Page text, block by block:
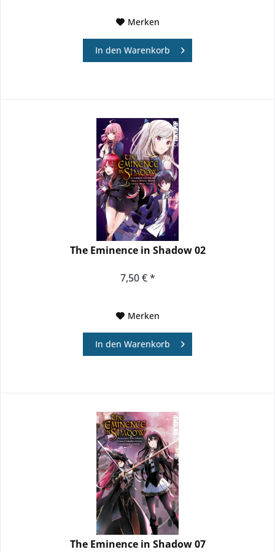
Merken
In den Warenkorb
The Eminence in Shadow 02
7,50 € *
Merken
In den Warenkorb
The Eminence in Shadow 07